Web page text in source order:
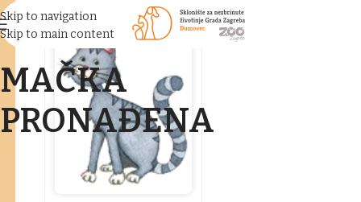
Skip to navigation
Skip to main content
MAČKA
PRONAĐENA